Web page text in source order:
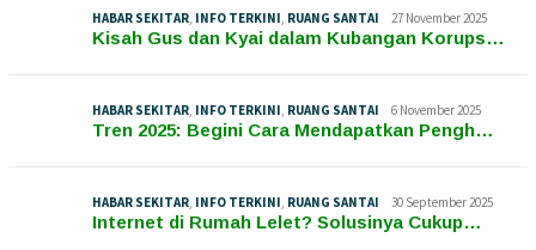
HABAR SEKITAR, INFO TERKINI, RUANG SANTAI 27 November 2025
Kisah Gus dan Kyai dalam Kubangan Korups…
HABAR SEKITAR, INFO TERKINI, RUANG SANTAI 6 November 2025
Tren 2025: Begini Cara Mendapatkan Pengh…
HABAR SEKITAR, INFO TERKINI, RUANG SANTAI 30 September 2025
Internet di Rumah Lelet? Solusinya Cukup…